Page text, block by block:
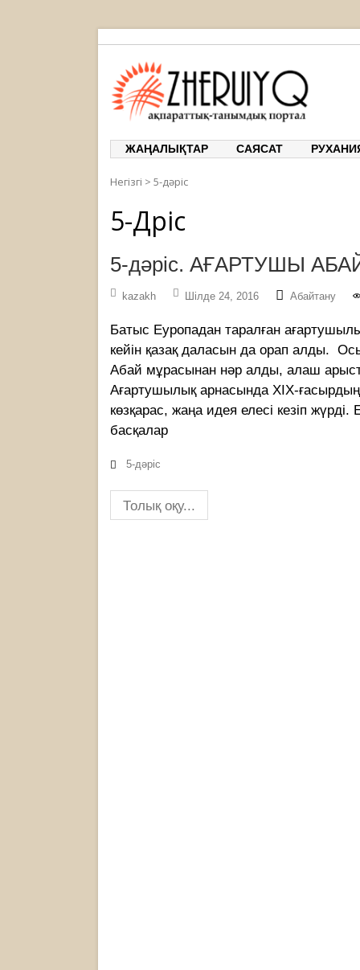
ЖАҢАЛЫҚТАР САЯСАТ
Негізгі > 5-дәріс
5-Дәріс
5-дәріс. АҒАРТУШЫ
kazakh Шілде 24, 2016 Абайтану
Батыс Еуропадан таралған
кейін қазақ даласын да орап алды.
Абай мұрасынан нәр алды, алаш
Ағартушылық арнасында ХІХ-
көзқарас, жаңа идея елесі кезіп
басқалар
5-дәріс
Толық оқу...